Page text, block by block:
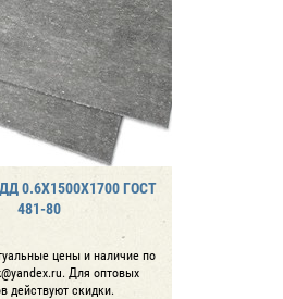
0.6Х1500Х1700 ГОСТ
481-80
цены и наличие по
Для оптовых
действуют скидки.